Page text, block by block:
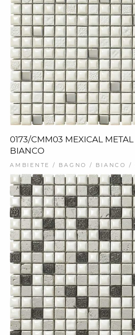
0173/CMM03 MEXICAL METAL
BIANCO
AMBIENTE / BAGNO / BIANCO /